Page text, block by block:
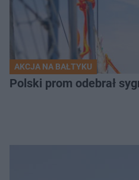
AKCJA NA BAŁTYKU
Polski prom odebrał